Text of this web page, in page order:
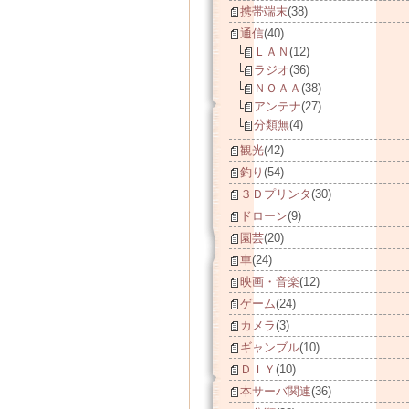
携帯端末(38)
通信(40)
ＬＡＮ (12)
ラジオ(36)
ＮＯＡＡ (38)
アンテナ(27)
分類無(4)
観光(42)
釣り (54)
３Ｄプリンタ(30)
ドローン(9)
園芸(20)
車(24)
映画・音楽(12)
ゲーム(24)
カメラ(3)
ギャンブル(10)
ＤＩＹ (10)
本サーバ関連(36)